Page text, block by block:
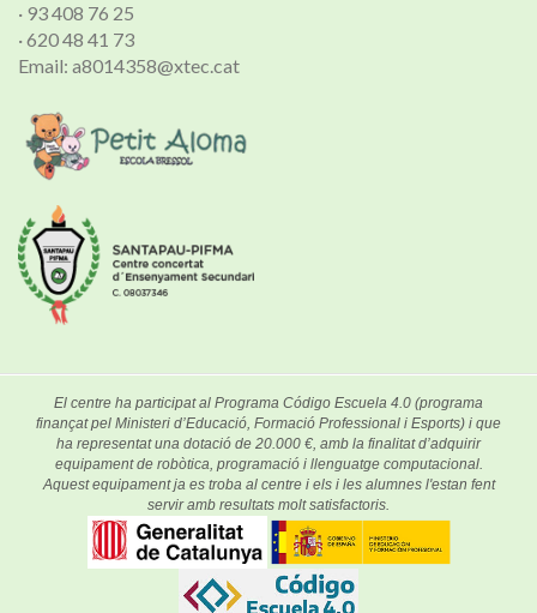
· 93 408 76 25
· 620 48 41 73
Email: a8014358@xtec.cat
El centre ha participat al Programa Código Escuela 4.0 (programa
finançat pel Ministeri d’Educació, Formació Professional i Esports) i que
ha representat una dotació de 20.000 €, amb la finalitat d’adquirir
equipament de robòtica, programació i llenguatge computacional.
Aquest equipament ja es troba al centre i els i les alumnes l'estan fent
servir amb resultats molt satisfactoris.